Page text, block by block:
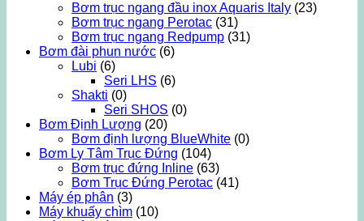
Bơm trục ngang đầu inox Aquaris Italy (23)
Bơm trục ngang Perotac (31)
Bơm trục ngang Redpump (31)
Bơm đài phun nước (6)
Lubi (6)
Seri LHS (6)
Shakti (0)
Seri SHOS (0)
Bơm Định Lượng (20)
Bơm định lượng BlueWhite (0)
Bơm Ly Tâm Trục Đứng (104)
Bơm trục đứng Inline (63)
Bơm Trục Đứng Perotac (41)
Máy ép phân (3)
Máy khuấy chìm (10)